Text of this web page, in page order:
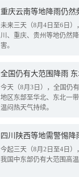
重庆云南等地降雨仍然
未来三天（8月4日至6日
川、重庆、贵州等地仍然
害。
全国仍有大范围降雨
今天（8月3日），全国仍
地区东部至华北、东北一
温闷热天气持续。
今起三天（8月2日至4日
我国中东部仍有大范围高